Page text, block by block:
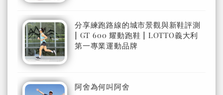
分享練跑路線的城市景觀與新鞋評測
| GT 600 耀動跑鞋 | LOTTO義大利
第一專業運動品牌
阿舍為何叫阿舍